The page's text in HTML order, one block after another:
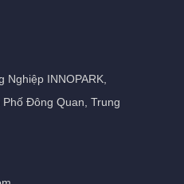
Nghiệp INNOPARK,
Đông Quan, Trung